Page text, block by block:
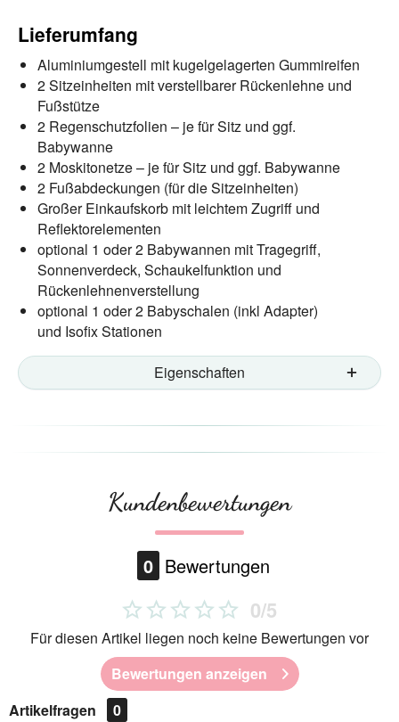
Lieferumfang
Aluminiumgestell mit kugelgelagerten Gummireifen
2 Sitzeinheiten mit verstellbarer Rückenlehne und
Fußstütze
2 Regenschutzfolien – je für Sitz und ggf.
Babywanne
2 Moskitonetze – je für Sitz und ggf. Babywanne
2 Fußabdeckungen (für die Sitzeinheiten)
Großer Einkaufskorb mit leichtem Zugriff und
Reflektorelementen
optional 1 oder 2 Babywannen mit Tragegriff,
Sonnenverdeck, Schaukelfunktion und
Rückenlehnenverstellung
optional 1 oder 2 Babyschalen (inkl Adapter)
und Isofix Stationen
Eigenschaften
Kundenbewertungen
0 Bewertungen
0/5
Für diesen Artikel liegen noch keine Bewertungen vor
Bewertungen anzeigen
Artikelfragen
0